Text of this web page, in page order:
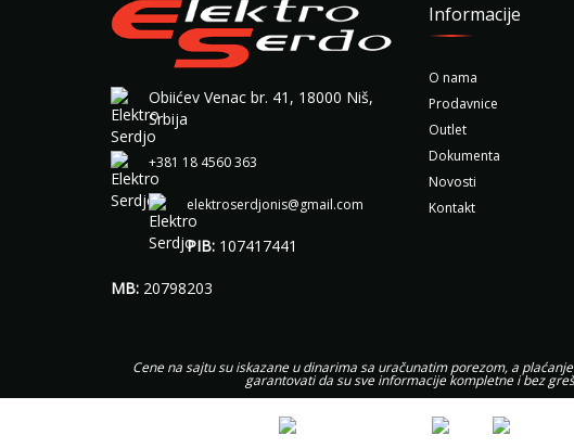
Obiićev Venac br. 41, 18000 Niš,
Srbija
+381 18 4560 363
elektroserdjonis@gmail.com
PIB: 107417441
MB: 20798203
Informacije
O nama
Prodavnice
Outlet
Dokumenta
Novosti
Kontakt
Cene na sajtu su iskazane u dinarima sa uračunatim porezom, a
garantovati da su sve informacije kompletne i bez